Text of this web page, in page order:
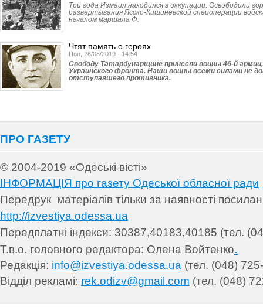
Три года Измаил находился в оккупации. Освободили
развертывания Ясско-Кишиневской спецоперации
началом маршала Ф.
Чтят память о героях
Пон, 26/08/2019 - 14:54
Свободу Татарбунар­щине принесли воины 46-й
Украинского фронта. Наши воины всеми силами не
отступавшего противника.
ПРО ГАЗЕТУ
© 2004-2019 «Одеські вісті»
ІНФОРМАЦІЯ про газету Одеської обласної ради
Передрук матеріалів тільки за наявності
http://izvestiya.odessa.ua
Передплатні індекси: 30387,40183,40185 (тел.
Т.в.о. головного редактора: Олена Войтенко.
Редакція: info@izvestiya.odessa.ua (тел. (048)
Відділ рекламі: rek.odizv@gmail.com (тел. (048)